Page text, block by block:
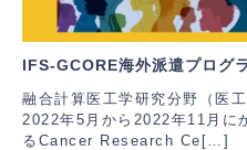
IFS-GCORE海外派遣プログ
融合計算医工学研究分野（医
2022年5月から2022年11月に
るCancer Research Ce[…]